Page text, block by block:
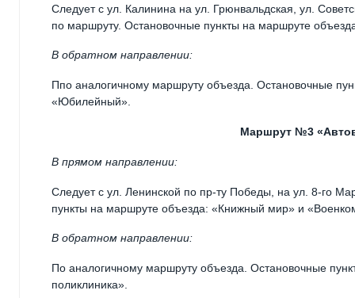
Следует с ул. Калинина на ул. Грюнвальдская, ул.
по маршруту. Остановочные пункты на маршруте
В обратном направлении:
Ппо аналогичному маршруту объезда. Остановочные
«Юбилейный».
Маршрут №3
В прямом направлении:
Следует с ул. Ленинской по пр-ту Победы, на ул. 8-го
пункты на маршруте объезда: «Книжный мир» и
В обратном направлении:
По аналогичному маршруту объезда. Остановочные
поликлиника».